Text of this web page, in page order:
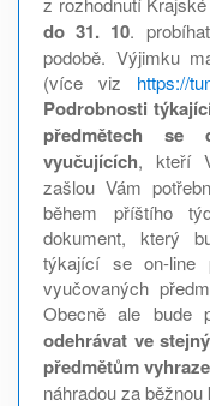
do 31. 10.
podobě. Výjimku
(více viz https://
Podrobnosti
předmětech
vyučujících, kteří
zašlou Vám
během příštího
dokument, který
týkající se on-line
vyučovaných
Obecně ale bude
odehrávat ve
předmětům
náhradou za